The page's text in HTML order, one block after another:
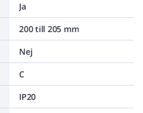
Ja
200 till 205 mm
Nej
C
IP20